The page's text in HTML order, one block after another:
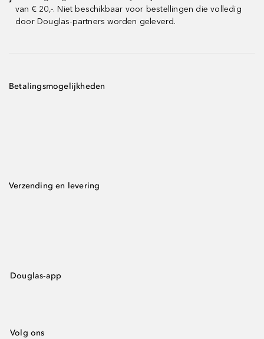
*
van € 20,-. Niet beschikbaar voor bestellingen die volledig
door Douglas-partners worden geleverd.
Betalingsmogelijkheden
Verzending en levering
Douglas-app
Volg ons